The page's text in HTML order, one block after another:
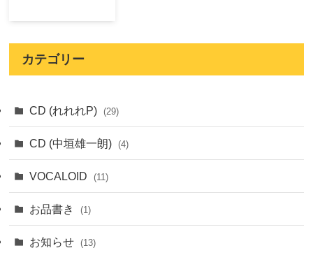
カテゴリー
CD (れれれP) (29)
CD (中垣雄一朗) (4)
VOCALOID (11)
お品書き (1)
お知らせ (13)